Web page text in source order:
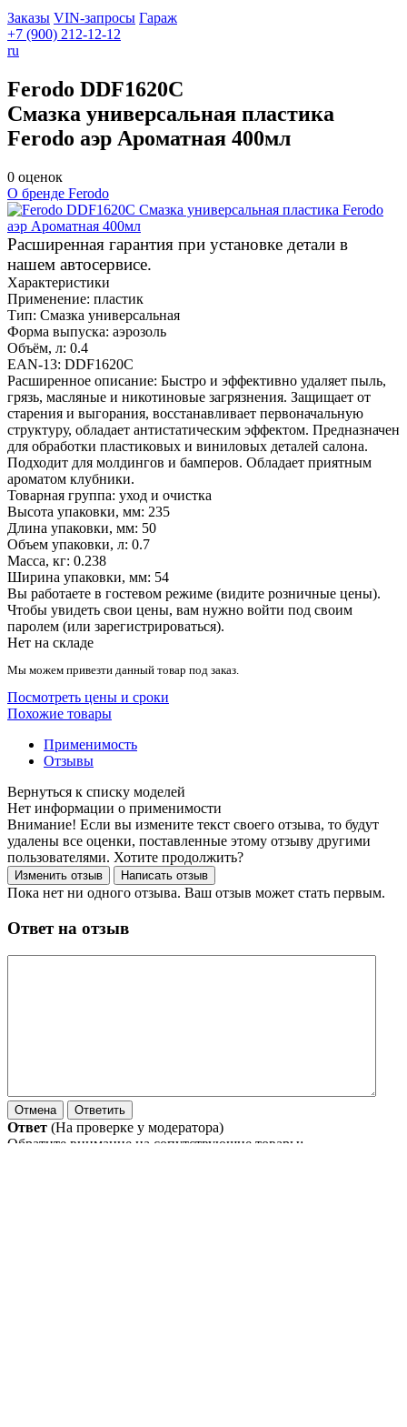
Заказы VIN-запросы Гараж
+7 (900) 212-12-12
ru
Ferodo DDF1620C
Смазка универсальная пластика
Ferodo аэр Ароматная 400мл
0 оценок
О бренде Ferodo
Расширенная гарантия при установке детали в
нашем автосервисе.
Характеристики
Применение: пластик
Тип: Смазка универсальная
Форма выпуска: аэрозоль
Объём, л: 0.4
EAN-13: DDF1620C
Расширенное описание: Быстро и эффективно удаляет пыль,
грязь, масляные и никотиновые загрязнения. Защищает от
старения и выгорания, восстанавливает первоначальную
структуру, обладает антистатическим эффектом. Предназначен
для обработки пластиковых и виниловых деталей салона.
Подходит для молдингов и бамперов. Обладает приятным
ароматом клубники.
Товарная группа: уход и очистка
Высота упаковки, мм: 235
Длина упаковки, мм: 50
Объем упаковки, л: 0.7
Масса, кг: 0.238
Ширина упаковки, мм: 54
Вы работаете в гостевом режиме (видите розничные цены).
Чтобы увидеть свои цены, вам нужно войти под своим
паролем (или зарегистрироваться).
Нет на складе
Мы можем привезти данный товар под заказ.
Посмотреть цены и сроки
Похожие товары
Применимость
Отзывы
Нет информации о применимости
Внимание! Если вы измените текст своего отзыва, то будут
удалены все оценки, поставленные этому отзыву другими
пользователями. Хотите продолжить?
Пока нет ни одного отзыва. Ваш отзыв может стать первым.
Ответ на отзыв
Ответ (На проверке у модератора)
Обратите внимание на сопутствующие товары: